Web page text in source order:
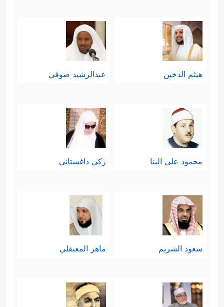
هيثم الدخين عبدالرشيد صوفي
محمود علي البنا زكي داغستاني
سعود الشريم ماهر المعيقلي